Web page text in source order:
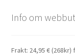
Info om
Frakt: 24,95 €